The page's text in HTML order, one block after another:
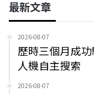
最新文章
2026-08-07
歷時三個月成
人機自主搜索
2026-08-07